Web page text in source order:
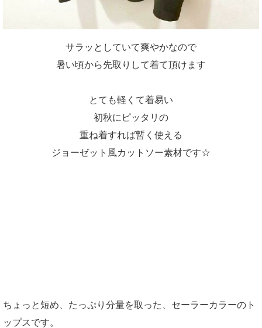
サラッとしていて爽やかなので
暑い頃から先取りして着て頂けます
とても軽くて着易い
初秋にピッタリの
重ね着すれば暫く使える
ジョーゼット風カットソー素材です☆
ちょっと短め、たっぷり分量を取った、セーラーカラーのト
ップスです。